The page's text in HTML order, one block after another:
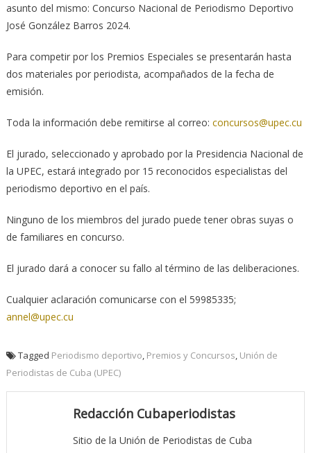
asunto del mismo: Concurso Nacional de Periodismo Deportivo
José González Barros 2024.
Para competir por los Premios Especiales se presentarán hasta
dos materiales por periodista, acompañados de la fecha de
emisión.
Toda la información debe remitirse al correo: concursos@upec.cu
El jurado, seleccionado y aprobado por la Presidencia Nacional de
la UPEC, estará integrado por 15 reconocidos especialistas del
periodismo deportivo en el país.
Ninguno de los miembros del jurado puede tener obras suyas o
de familiares en concurso.
El jurado dará a conocer su fallo al término de las deliberaciones.
Cualquier aclaración comunicarse con el 59985335;
annel@upec.cu
Tagged Periodismo deportivo Premios y Concursos Unión de
Periodistas de Cuba (UPEC)
Redacción Cubaperiodistas
Sitio de la Unión de Periodistas de Cuba